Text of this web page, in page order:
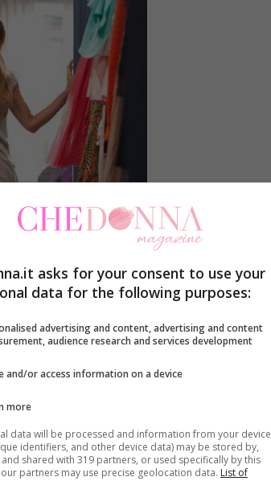
essere un vero inferno.
questa esperienza dipende dalla
asks for your consent to use your
data for the following purposes:
advertising and content, advertising and content
audience research and services development
and/or access information on a device
more
data will be processed and information from your device
identifiers, and other device data) may be stored by,
and shared with 319 partners, or used specifically by this
our partners may use precise geolocation data. List of